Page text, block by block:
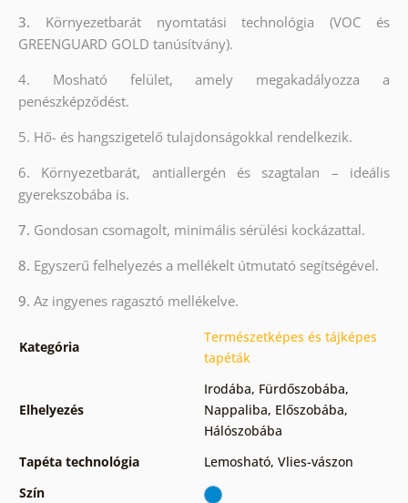
3. Környezetbarát nyomtatási technológia (VOC és
GREENGUARD GOLD tanúsítvány).
4. Mosható felület, amely megakadályozza a
penészképződést.
5. Hő- és hangszigetelő tulajdonságokkal rendelkezik.
6. Környezetbarát, antiallergén és szagtalan – ideális
gyerekszobába is.
7. Gondosan csomagolt, minimális sérülési kockázattal.
8. Egyszerű felhelyezés a mellékelt útmutató segítségével.
9. Az ingyenes ragasztó mellékelve.
Kategória
Természetképes és tájképes
tapéták
Elhelyezés
Irodába, Fürdőszobába,
Nappaliba, Előszobába,
Hálószobába
Tapéta technológia
Lemosható, Vlies-vászon
Szín